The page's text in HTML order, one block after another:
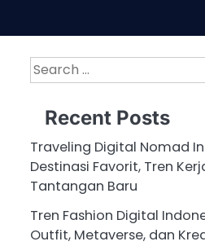
Search
for:
Recent Posts
Traveling Digital Nomad
Destinasi Favorit, Tren
Tantangan Baru
Tren Fashion Digital
Outfit, Metaverse, dan